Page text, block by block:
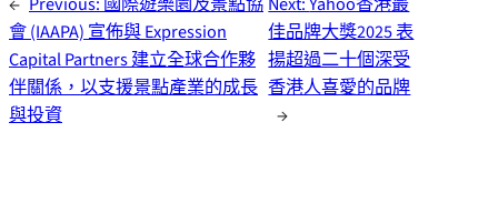
會 (IAAPA) 宣佈與 Expression
Capital Partners 建立全球合作夥
伴關係，以支援景點產業的成長
與投資
佳品牌大獎2025 表
揚超過二十個深受
香港人喜愛的品牌
→